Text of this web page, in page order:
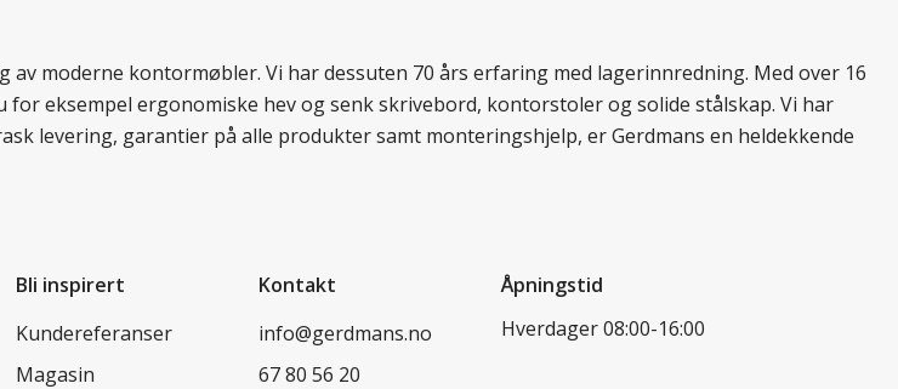
moderne kontormøbler. Vi har dessuten 70 års erfaring med lagerinnredning. Med over 16
eksempel ergonomiske hev og senk skrivebord, kontorstoler og solide stålskap. Vi har
levering, garantier på alle produkter samt monteringshjelp, er Gerdmans en heldekkende
Bli inspirert
Kundereferanser
Magasin
Kontakt
info@gerdmans.no
67 80 56 20
Åpningstid
Hverdager 08:00-16:00